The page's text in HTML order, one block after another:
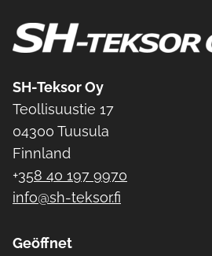
SH-Teksor Oy
Teollisuustie 17
04300 Tuusula
Finnland
+358 40 197 9970
info@sh-teksor.fi
Geöffnet